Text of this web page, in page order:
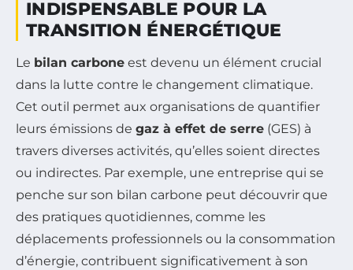
INDISPENSABLE POUR LA
TRANSITION ÉNERGÉTIQUE
Le bilan carbone est devenu un élément crucial
dans la lutte contre le changement climatique.
Cet outil permet aux organisations de quantifier
leurs émissions de gaz à effet de serre (GES) à
travers diverses activités, qu’elles soient directes
ou indirectes. Par exemple, une entreprise qui se
penche sur son bilan carbone peut découvrir que
des pratiques quotidiennes, comme les
déplacements professionnels ou la consommation
d’énergie, contribuent significativement à son